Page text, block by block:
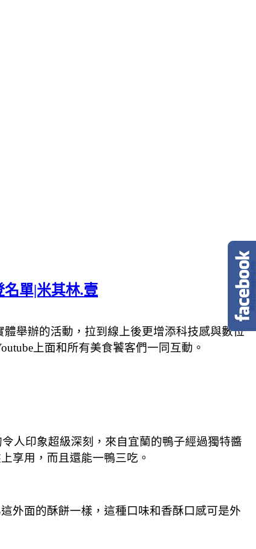
單|米其林.壹
舉辦的活動，拉到線上後更增添科技感與數位
上面和所有美食饕客們一同互動。
人印象超級深刻，來自宜蘭的鴨子經過獨特醬
享用，而且還能一鴨三吃。
外面的酥餅一樣，這種口味和香酥口感可是外